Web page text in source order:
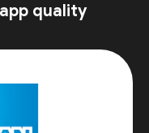
quality